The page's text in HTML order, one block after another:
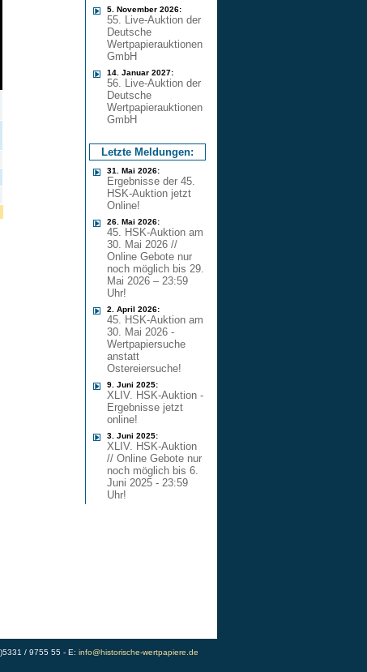
5. November 2026:
55. Live-Auktion der
Deutsche
Wertpapierauktionen
GmbH
14. Januar 2027:
56. Live-Auktion der
Deutsche
Wertpapierauktionen
GmbH
Letzte Meldungen:
31. Mai 2026:
Ergebnisse der 45.
HSK-Auktion jetzt
Online!
26. Mai 2026:
45. HSK-Auktion am
30. Mai 2026 //
Online Gebote nur
noch möglich bis 29.
Mai 2026 – 23:59
Uhr!
2. April 2026:
45. HSK-Auktion am
30. Mai 2026 -
Wertpapiersuche
anstatt
Ostereiersuche!
9. Juni 2025:
XLIV. HSK-Auktion -
Ergebnisse jetzt
online!
3. Juni 2025:
XLIV. HSK-Auktion
// Online Gebote nur
noch möglich bis 6.
Juni 2025 - 23:59
Uhr!
/ 9755 55 - E: info@historische-wertpapiere.de